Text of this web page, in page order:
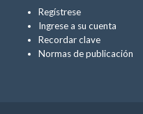
Regístrese
Ingrese a su cuenta
Recordar clave
Normas de publicación